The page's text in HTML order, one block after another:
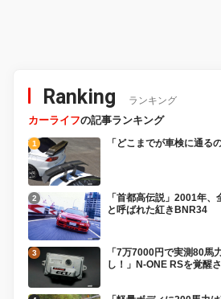
Ranking ランキング
カーライフの記事ランキング
「どこまでが車検に通る
「首都高伝説」2001年
と呼ばれた紅きBNR34
「7万7000円で実測80馬
し！」N-ONE RSを覚醒